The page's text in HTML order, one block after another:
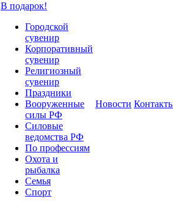
В подарок!
Городской
сувенир
Корпоративный
сувенир
Религиозный
сувенир
Праздники
Вооруженные
силы РФ
Силовые
ведомства РФ
По профессиям
Охота и
рыбалка
Семья
Спорт
Новости